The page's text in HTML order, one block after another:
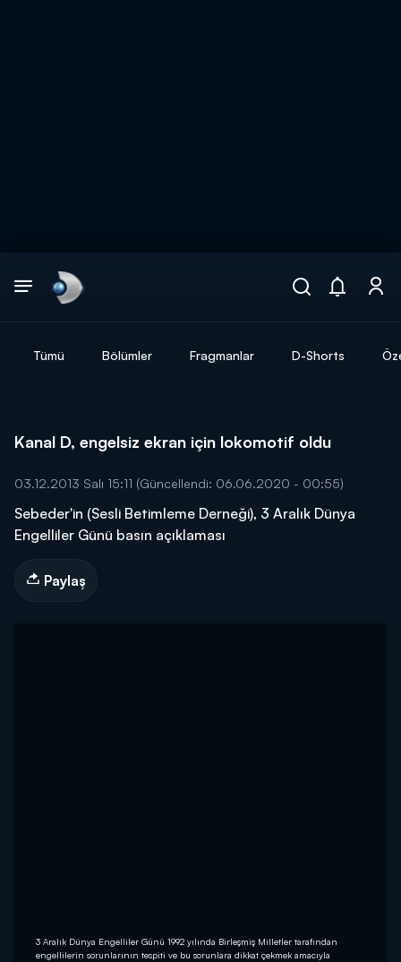
Tümü Bölümler Fragmanlar D-Shorts
Kanal D, engelsiz ekran için lokomotif oldu
03.12.2013 Salı 15:11 (Güncellendi: 06.06.2020 - 00:55)
Sebeder'in (Sesli Betimleme Derneği), 3 Aralık Dünya
Engelliler Günü basın açıklaması
Paylaş
3 Aralık Dünya Engelliler Günü 1992 yılında Birleşmiş Milletler tarafından
engellilerin sorunlarının tespiti ve bu sorunlara dikkat çekmek amacıyla